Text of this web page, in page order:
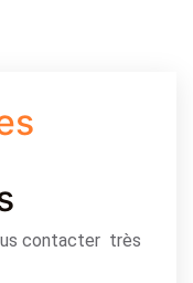
contacter très